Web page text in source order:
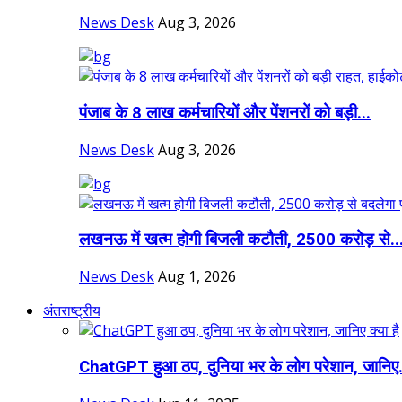
News DeskAug 3, 2026
पंजाब के 8 लाख कर्मचारियों और पेंशनरों को बड़ी...
News DeskAug 3, 2026
लखनऊ में खत्म होगी बिजली कटौती, 2500 करोड़
News DeskAug 1, 2026
अंतराष्ट्रीय
ChatGPT हुआ ठप, दुनिया भर के लोग परेशान,